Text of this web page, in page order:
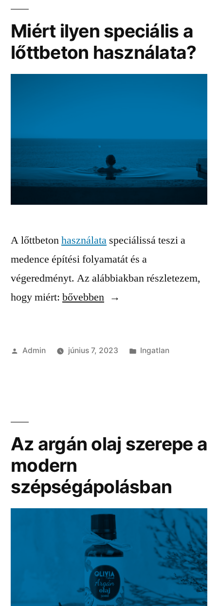
Miért ilyen speciális a
lőttbeton használata?
A lőttbetonhasználata speciálissá teszi a
medence építési folyamatát és a
végeredményt. Az alábbiakban részletezem,
hogy miért: “Miért
a
bővebben
Szerző:
Admin június 7, 2023 Kategória:
Ingatlan
Az argán olaj szerepe a
modern
szépségápolásban